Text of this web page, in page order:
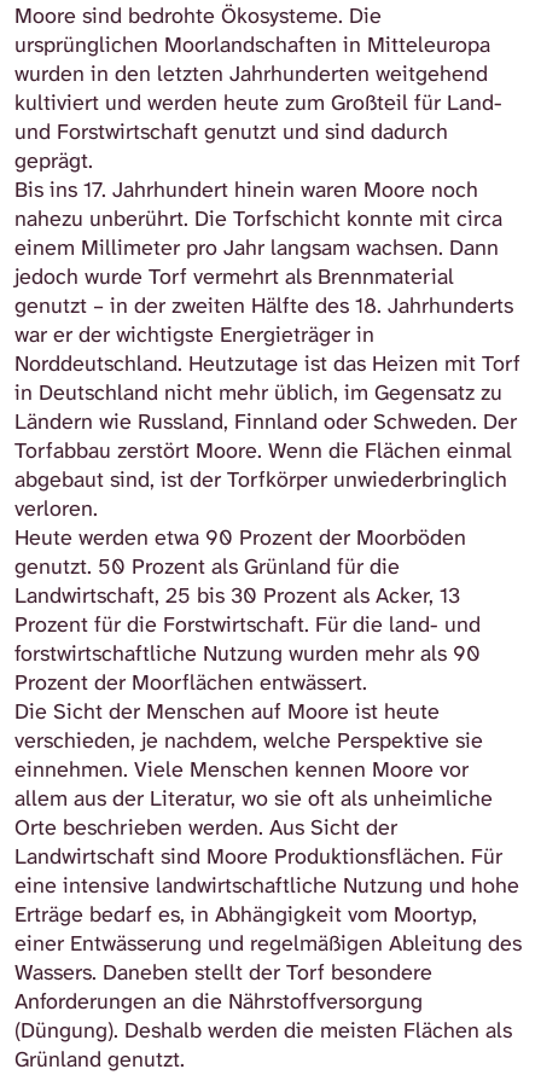
Moore sind bedrohte Ökosysteme. Die
ursprünglichen Moorlandschaften in Mitteleuropa
wurden in den letzten Jahrhunderten weitgehend
kultiviert und werden heute zum Großteil für Land-
und Forstwirtschaft genutzt und sind dadurch
geprägt.
Bis ins 17. Jahrhundert hinein waren Moore noch
nahezu unberührt. Die Torfschicht konnte mit circa
einem Millimeter pro Jahr langsam wachsen. Dann
jedoch wurde Torf vermehrt als Brennmaterial
genutzt – in der zweiten Hälfte des 18. Jahrhunderts
war er der wichtigste Energieträger in
Norddeutschland. Heutzutage ist das Heizen mit Torf
in Deutschland nicht mehr üblich, im Gegensatz zu
Ländern wie Russland, Finnland oder Schweden. Der
Torfabbau zerstört Moore. Wenn die Flächen einmal
abgebaut sind, ist der Torfkörper unwiederbringlich
verloren.
Heute werden etwa 90 Prozent der Moorböden
genutzt. 50 Prozent als Grünland für die
Landwirtschaft, 25 bis 30 Prozent als Acker, 13
Prozent für die Forstwirtschaft. Für die land- und
forstwirtschaftliche Nutzung wurden mehr als 90
Prozent der Moorflächen entwässert.
Die Sicht der Menschen auf Moore ist heute
verschieden, je nachdem, welche Perspektive sie
einnehmen. Viele Menschen kennen Moore vor
allem aus der Literatur, wo sie oft als unheimliche
Orte beschrieben werden. Aus Sicht der
Landwirtschaft sind Moore Produktionsflächen. Für
eine intensive landwirtschaftliche Nutzung und hohe
Erträge bedarf es, in Abhängigkeit vom Moortyp,
einer Entwässerung und regelmäßigen Ableitung des
Wassers. Daneben stellt der Torf besondere
Anforderungen an die Nährstoffversorgung
(Düngung). Deshalb werden die meisten Flächen als
Grünland genutzt.